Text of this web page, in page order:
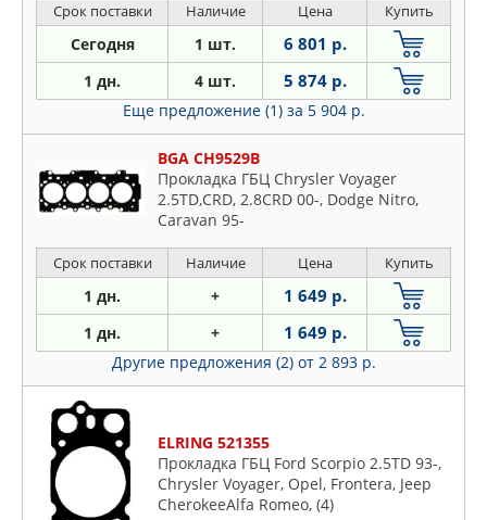
Срок поставки Наличие Цена Купить
Сегодня 1 шт. 6 801 р.
1 дн. 4 шт. 5 874 р.
Еще предложение (1) за 5 904 р.
BGA CH9529B
Прокладка ГБЦ Chrysler Voyager
2.5TD,CRD, 2.8CRD 00-, Dodge Nitro,
Caravan 95-
Срок поставки Наличие Цена Купить
1 дн. + 1 649 р.
1 дн. + 1 649 р.
Другие предложения (2) от 2 893 р.
ELRING 521355
Прокладка ГБЦ Ford Scorpio 2.5TD 93-,
Chrysler Voyager, Opel, Frontera, Jeep
CherokeeAlfa Romeo, (4)